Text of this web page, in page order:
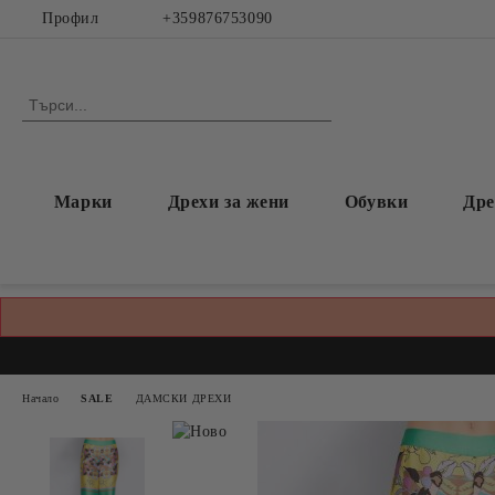
Профил +359876753090
Марки Дрехи за жени Обувки
Начало SALE ДАМСКИ ДРЕХИ